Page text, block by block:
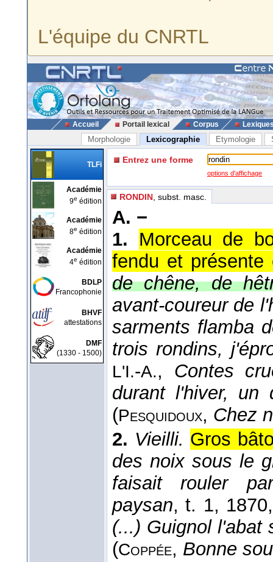
L'équipe du CNRTL
Accueil Portail lexical Corpus
Morphologie Lexicographie Etymologie
TLFi
Académie
9e édition
Académie
8e édition
Académie
4e édition
BDLP
Francophonie
BHVF
attestations
DMF
(1330 - 1500)
Entrez une forme
options d'affichage
RONDIN , subst. masc.
A. −
1.
Morceau de
fendu et présente
de chêne, de
avant-coureur de
sarments flamba
trois rondins,
L'I.-A., Contes
durant l'hiver, un
(Pesquidoux, Chez
2. Vieilli. Gros
des noix sous le
faisait rouler
paysan, t. 1, 1870
(...) Guignol l'abat
(Coppée, Bonne